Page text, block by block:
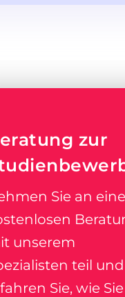
zur
Sie an
unserem
teil und
Sie, wie Sie